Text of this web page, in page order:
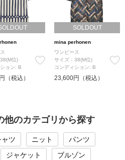
位)
ョン: B
（税込）
SOLDOUT
mina perhonen
ワンピース
サイズ：38(M位)
コンディション: B
23,600円（税込）
のカテゴリから探す
ャツ ニット
パンツ
ジャケット
ブルゾン